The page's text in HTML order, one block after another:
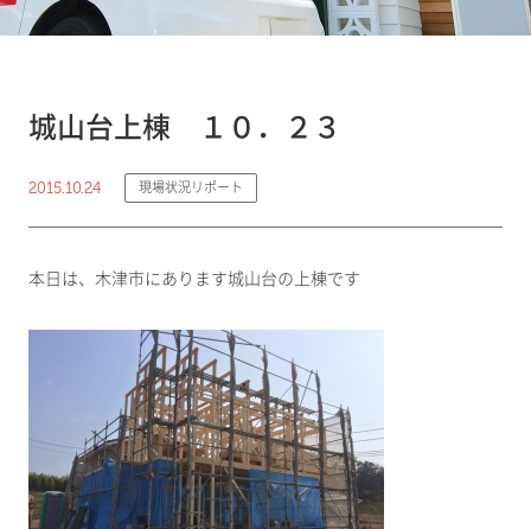
城山台上棟 １０．２３
2015.10.24 現場状況リポート
本日は、木津市にあります城山台の上棟です